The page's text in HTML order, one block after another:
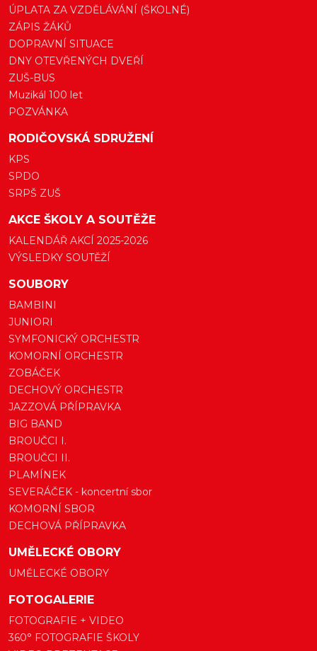
ÚPLATA ZA VZDĚLÁVÁNÍ (ŠKOLNÉ)
ZÁPIS ŽÁKŮ
DOPRAVNÍ SITUACE
DNY OTEVŘENÝCH DVEŘÍ
ZUŠ-BUS
Muzikál 100 let
POZVÁNKA
RODIČOVSKÁ SDRUŽENÍ
KPS
SPDO
SRPŠ ZUŠ
AKCE ŠKOLY A SOUTĚŽE
KALENDÁŘ AKCÍ 2025-2026
VÝSLEDKY SOUTĚŽÍ
SOUBORY
BAMBINI
JUNIORI
SYMFONICKÝ ORCHESTR
KOMORNÍ ORCHESTR
ZOBÁČEK
DECHOVÝ ORCHESTR
JAZZOVÁ PŘÍPRAVKA
BIG BAND
BROUČCI I.
BROUČCI II.
PLAMÍNEK
SEVERÁČEK - koncertní sbor
KOMORNÍ SBOR
DECHOVÁ PŘÍPRAVKA
UMĚLECKÉ OBORY
UMĚLECKÉ OBORY
FOTOGALERIE
FOTOGRAFIE + VIDEO
360° FOTOGRAFIE ŠKOLY